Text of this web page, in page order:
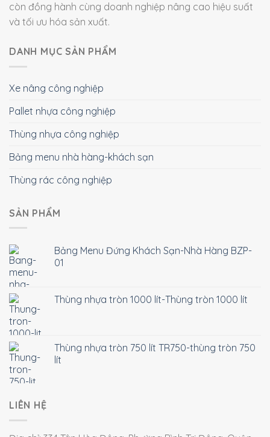
còn đồng hành cùng doanh nghiệp nâng cao hiệu suất
và tối ưu hóa sản xuất.
DANH MỤC SẢN PHẨM
Xe nâng công nghiệp
Pallet nhựa công nghiệp
Thùng nhựa công nghiệp
Bảng menu nhà hàng-khách sạn
Thùng rác công nghiệp
SẢN PHẨM
Bảng Menu Đứng Khách Sạn-Nhà Hàng BZP-
01
Thùng nhựa tròn 1000 lít-Thùng tròn 1000 lít
Thùng nhựa tròn 750 lít TR750-thùng tròn 750
lít
LIÊN HỆ